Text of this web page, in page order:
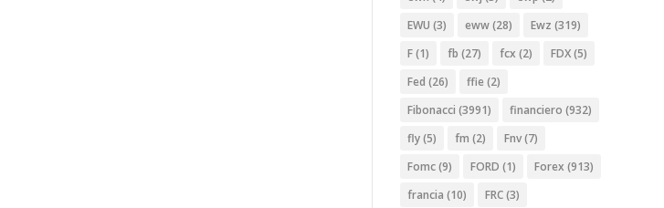
EWU (3) eww(28) Ewz (319)
F(1) fb (27) fcx (2) FDX(5)
Fed (26) ffie (2)
Fibonacci (3991) financiero (932)
fly(5) fm (2) Fnv(7)
Fomc(9) FORD (1) Forex (913)
francia (10) FRC(3)